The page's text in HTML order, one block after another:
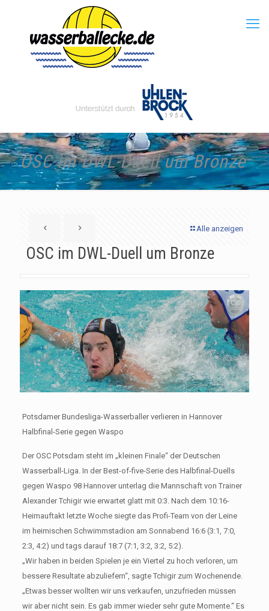
OSC im DWL-Duell um Bronze
Alle anzeigen
OSC im DWL-Duell um Bronze
Potsdamer Bundesliga-Wasserballer verlieren in Hannover
Halbfinal-Serie gegen Waspo
Der OSC Potsdam steht im „kleinen Finale“ der Deutschen
Wasserball-Liga. In der Best-of-five-Serie des Halbfinal-Duells
gegen Waspo 98 Hannover unterlag die Mannschaft von Trainer
Alexander Tchigir wie erwartet glatt mit 0:3. Nach dem 10:16-
Heimauftakt letzte Woche siegte das Profi-Team von der Leine
im heimischen Schwimmstadion am Sonnabend 16:6 (3:1, 7:0,
2:3, 4:2) und tags darauf 18:7 (7:1, 3:2, 3:2, 5:2).
„Wir haben in beiden Spielen je ein Viertel zu hoch verloren, um
bessere Resultate abzuliefern“, sagte Tchigir zum Wochenende.
„Etwas besser wollten wir uns verkaufen, unzufrieden müssen
wir aber nicht sein. Es gab immer wieder sehr gute Momente.“ Es